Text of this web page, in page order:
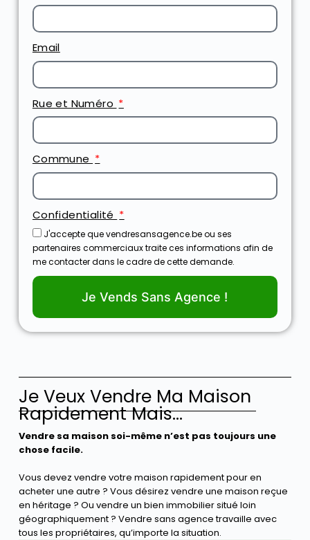
Email
Rue et Numéro
Commune
Confidentialité
J'accepte que vendresansagence.be ou ses
partenaires commerciaux traite ces informations afin de
me contacter dans le cadre de cette demande.
Je Vends Sans Agence !
Je Veux Vendre Ma Maison
Rapidement Mais...
Vendre sa maison soi-même n’est pas toujours une
chose facile.
Vous devez vendre votre maison rapidement pour en
acheter une autre ? Vous désirez vendre une maison reçue
en héritage ? Ou vendre un bien immobilier situé loin
géographiquement ? Vendre sans agence travaille avec
tous les propriétaires, qu’importe la situation.